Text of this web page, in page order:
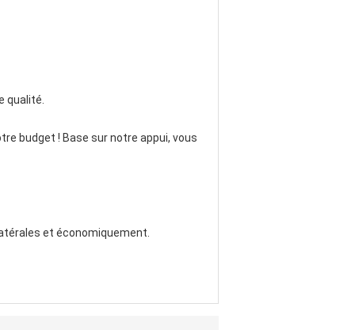
qualité.
budget ! Base sur notre appui, vous
et économiquement.